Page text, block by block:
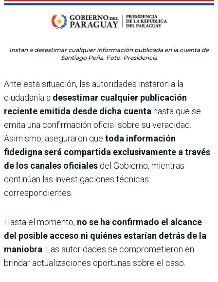
Instan a desestimar cualquier información publicada en la cuenta de
Santiago Peña. Foto: Presidencia
Ante esta situación, las autoridades instaron a la
ciudadanía a desestimar cualquier publicación
reciente emitida desde dicha cuenta hasta que se
emita una confirmación oficial sobre su veracidad.
Asimismo, aseguraron que toda información
fidedigna será compartida exclusivamente a través
de los canales oficiales del Gobierno, mientras
continúan las investigaciones técnicas
correspondientes.
Hasta el momento, no se ha confirmado el alcance
del posible acceso ni quiénes estarían detrás de la
maniobra . Las autoridades se comprometieron en
brindar actualizaciones oportunas sobre el caso.